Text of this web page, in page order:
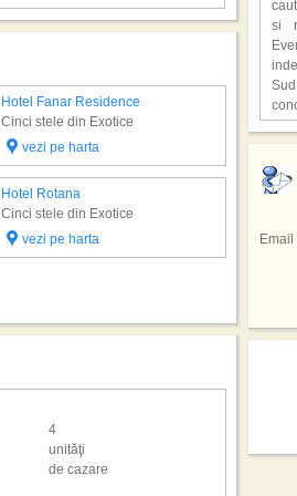
Hotel Fanar Residence
Cinci stele din Exotice
vezi pe harta
Hotel Rotana
Cinci stele din Exotice
vezi pe harta
Hotel
Cinci
vezi
4
unităţi
de cazare
o
si
In
Email